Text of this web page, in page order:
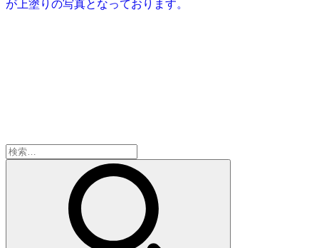
が上塗りの写真となっております。
検
索: